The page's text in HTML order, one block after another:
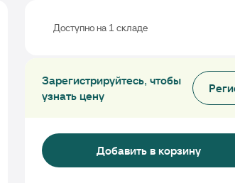
Доступно на 1 складе
Зарегистрируйтесь, чтобы
узнать цену
Добавить в корзину